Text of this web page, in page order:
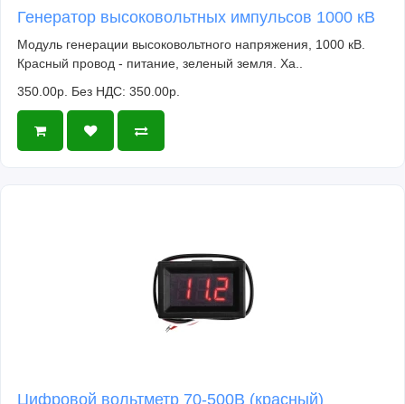
Генератор высоковольтных импульсов 1000 кВ
Модуль генерации высоковольтного напряжения, 1000 кВ.
Красный провод - питание, зеленый земля. Ха..
350.00р. Без НДС: 350.00р.
Цифровой вольтметр 70-500В (красный)